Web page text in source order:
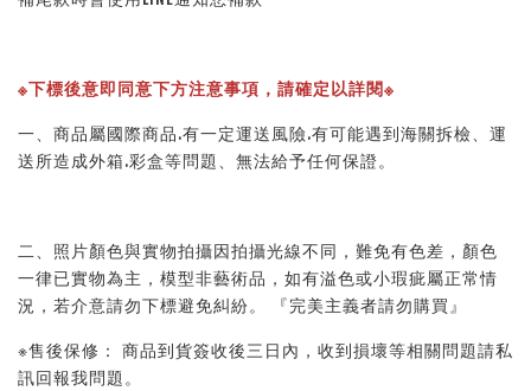
※下標後意即同意下方注意事項，請確定以詳閱※
一、商品屬國際商品.有一定運送風險.有可能遇到海關拆檢、運
送所造成外箱.彩盒等問題、無法給予任何保證。
二、照片顏色與實物拍攝因拍攝光線不同，難免有色差，顏色
一律已實物為主，模型非藝術品，如有溢色或小瑕疵屬正常情
況，若介意請勿下標避免糾紛。 『完美主義者請勿購買』
※售後保修： 商品到貨簽收後三日內，收到損壞等相關問題請私
訊回報我問題。